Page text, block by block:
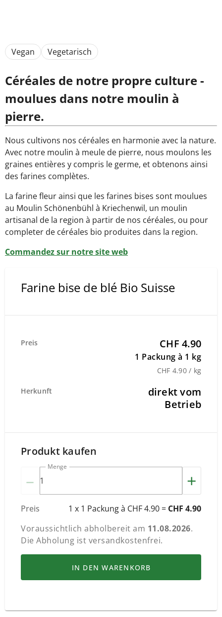
Vegan Vegetarisch
Céréales de notre propre culture -
moulues dans notre moulin à
pierre.
Nous cultivons nos céréales en harmonie avec la nature.
Avec notre moulin à meule de pierre, nous moulons les
graines entières y compris le germe, et obtenons ainsi
des farines complètes.
La farine fleur ainsi que les farines bises sont moulues
au Moulin Schönenbühl à Kriechenwil, un moulin
artisanal de la region à partir de nos céréales, ou pour
completer de céréales bio produites dans la region.
Commandez sur notre site web
Farine bise de blé Bio Suisse
Preis CHF 4.90
1 Packung à 1 kg
CHF 4.90 / kg
Herkunft
direkt vom
Betrieb
Produkt kaufen
–
Menge
+
Preis 1 x 1 Packung à CHF 4.90 = CHF 4.90
Voraussichtlich abholbereit am 11.08.2026.
Die Abholung ist versandkostenfrei.
IN DEN WARENKORB